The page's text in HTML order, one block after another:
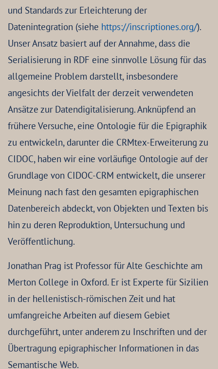
und Standards zur Erleichterung der
Datenintegration (siehe https://inscriptiones.org/).
Unser Ansatz basiert auf der Annahme, dass die
Serialisierung in RDF eine sinnvolle Lösung für das
allgemeine Problem darstellt, insbesondere
angesichts der Vielfalt der derzeit verwendeten
Ansätze zur Datendigitalisierung. Anknüpfend an
frühere Versuche, eine Ontologie für die Epigraphik
zu entwickeln, darunter die CRMtex-Erweiterung zu
CIDOC, haben wir eine vorläufige Ontologie auf der
Grundlage von CIDOC-CRM entwickelt, die unserer
Meinung nach fast den gesamten epigraphischen
Datenbereich abdeckt, von Objekten und Texten bis
hin zu deren Reproduktion, Untersuchung und
Veröffentlichung.
Jonathan Prag ist Professor für Alte Geschichte am
Merton College in Oxford. Er ist Experte für Sizilien
in der hellenistisch-römischen Zeit und hat
umfangreiche Arbeiten auf diesem Gebiet
durchgeführt, unter anderem zu Inschriften und der
Übertragung epigraphischer Informationen in das
Semantische Web.